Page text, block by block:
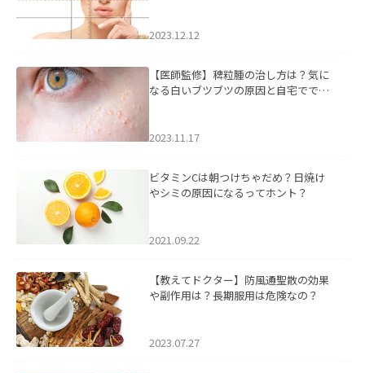
2023.12.12
【医師監修】稗粒腫の治し方は？気に
なる白いブツブツの原因と自宅ででき
2023.11.17
ビタミンCは朝つけちゃだめ？日焼け
やシミの原因になるってホント？
2021.09.22
【教えてドクター】防風通聖散の効果
や副作用は？長期服用は危険なの？
2023.07.27